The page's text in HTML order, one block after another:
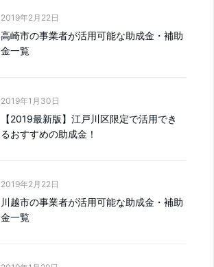
2019年2月22日
高崎市の事業者が活用可能な助成金・補助
金一覧
2019年1月30日
【2019最新版】江戸川区限定で活用でき
るおすすめの助成金！
2019年2月22日
川越市の事業者が活用可能な助成金・補助
金一覧